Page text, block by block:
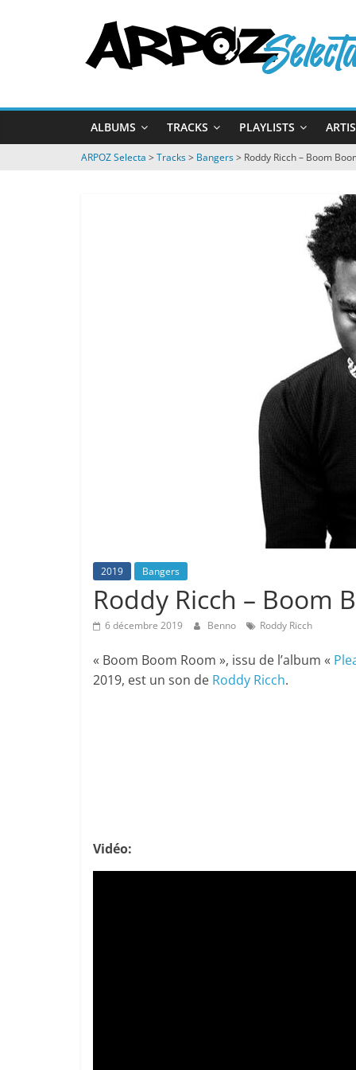
ARPOZ
Selecta
by
ARPOZ
&
ALBUMS TRACKS PLAYLISTS
ARPOZ Selecta > Tracks> Bangers> Roddy Ricch – Boom
2019 Bangers
Roddy Ricch – Boom
6 décembre 2019 Benno Roddy Ricch
« Boom Boom Room », issu de l’album «
2019, est un son de Roddy Ricch.
Vidéo: